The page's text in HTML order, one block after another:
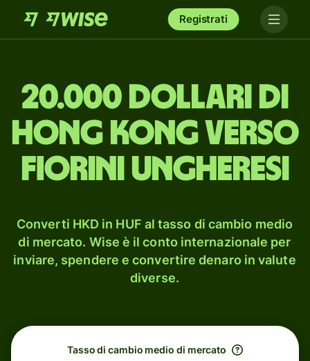
Registrati
20.000 dollari di
Hong Kong verso
fiorini ungheresi
Converti HKD in HUF al tasso di cambio medio
di mercato. Wise è il conto internazionale per
inviare, spendere e convertire denaro in valute
diverse.
Tasso di cambio medio di mercato